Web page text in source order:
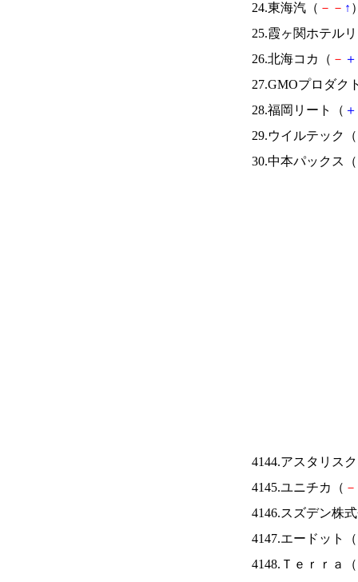
24.東海汽（ － － ↑
25.霞ヶ関ホテル
26.北海コカ（ － ＋
27.GMOプロダク
28.福岡リート（ ＋
29.ウイルテック（
30.中本パックス（
4144.アスタリス
4145.ユニチカ（ －
4146.スズデン株
4147.エードット（
4148.Ｔｅｒｒａ（